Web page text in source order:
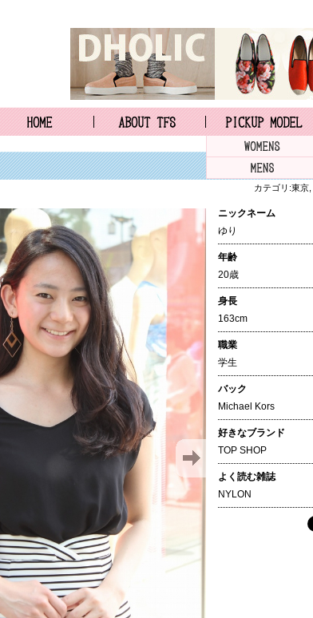
カテゴリ:東京
ニックネーム
ゆり
年齢
20歳
身長
163cm
職業
学生
バック
Michael Kors
好きなブランド
TOP SHOP
よく読む雑誌
NYLON